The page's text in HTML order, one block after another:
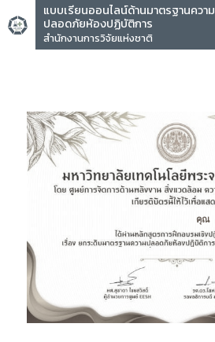
แบบเรียนออนไลน์ด้านมาตรฐานความ
ปลอดภัยห้องปฏิบัติการ
สำนักงานการวิจัยแห่งชาติ
คุณ